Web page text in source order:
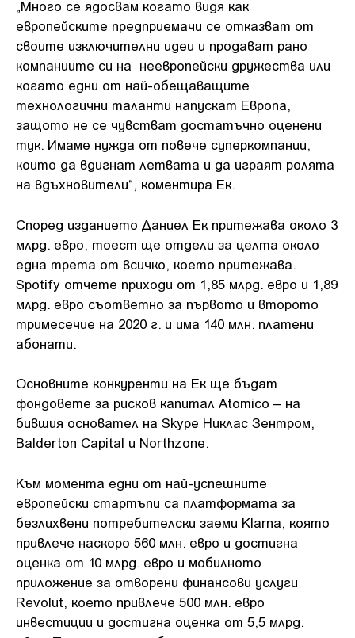
„Много се ядосвам когато видя как
европейските предприемачи се отказват от
своите изключителни идеи и продават рано
компаниите си на неевропейски дружества или
когато едни от най-обещаващите
технологични таланти напускат Европа,
защото не се чувстват достатъчно оценени
тук. Имаме нужда от повече суперкомпании,
които да вдигнат летвата и да играят ролята
на вдъхновители“, коментира Ек.
Според изданието Даниел Ек притежава около 3
млрд. евро, тоест ще отдели за целта около
една трета от всичко, което притежава.
Spotify отчете приходи от 1,85 млрд. евро и 1,89
млрд. евро съответно за първото и второто
тримесечие на 2020 г. и има 140 млн. платени
абонати.
Основните конкуренти на Ек ще бъдат
фондовете за рисков капитал Atomico – на
бившия основател на Skype Никлас Зентром,
Balderton Capital и Northzone.
Към момента едни от най-успешните
европейски стартъпи са платформата за
безлихвени потребителски заеми Klarna, която
привлече наскоро 560 млн. евро и достигна
оценка от 10 млрд. евро и мобилното
приложение за отворени финансови услуги
Revolut, което привлече 500 млн. евро
инвестиции и достигна оценка от 5,5 млрд.